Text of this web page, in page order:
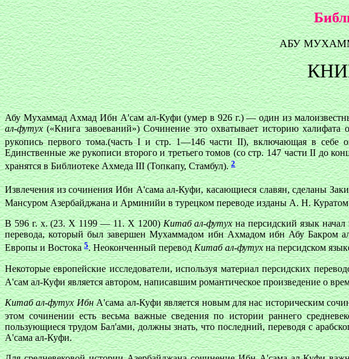
АБУ
Абу Мухаммад Ахмад Ибн А'сам ал-Куфи (умер в 926 г.) — один из
ал-футух(«Книга завоеваний») Сочинение это охватывает историю халифата
рукопись первого тома.(часть I и стр. 1—146 части II), включающая в cебe
Единственные же рукописи второго и третьего томов (со стр. 147 части II до
хранятся в Библиотеке Ахмеда III (Топкапу, Стамбул).2
Извлечения из сочинения Ибн А'сама ал-Куфи, касающиеся славян, сделаны
Мансуром Азербайджана и Арминийи в турецком переводе изданы А. Н.
В 596 г. х. (23. Х 1199 — 11. Х 1200)Китаб ал-футухна персидский язык
перевода, который был завершен Мухаммадом ибн Ахмадом ибн Абу Бакром
Европы и Востока 5. Неоконченный переводКитаб ал-футухна персидском
Некоторые европейские исследователи, используя материал персидских
А'сам ал-Куфи является автором, написавшим романтическое произведение о
Китаб ал-футух ИбнА'сама ал-Куфи является новым для нас историческим
этом сочинении есть весьма важные сведения по истории раннего
пользующиеся трудом Бал'ами, должны знать, что последний, переводя с
А'сама ал-Куфи.